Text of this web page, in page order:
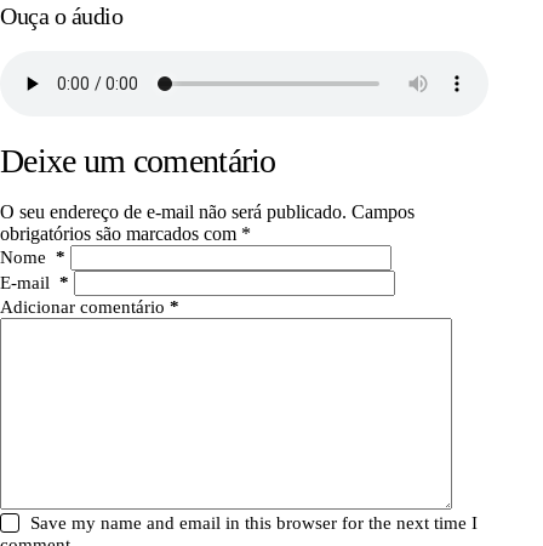
Ouça o áudio
Deixe um comentário
O seu endereço de e-mail não será publicado. Campos
obrigatórios são marcados com *
Nome *
E-mail *
Adicionar comentário *
Save my name and email in this browser for the next time I